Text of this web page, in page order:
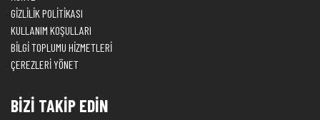
GİZLİLİK POLİTİKASI
KULLANIM KOŞULLARI
BİLGİ TOPLUMU HİZMETLERİ
ÇEREZLERİ YÖNET
BİZİ TAKİP EDİN